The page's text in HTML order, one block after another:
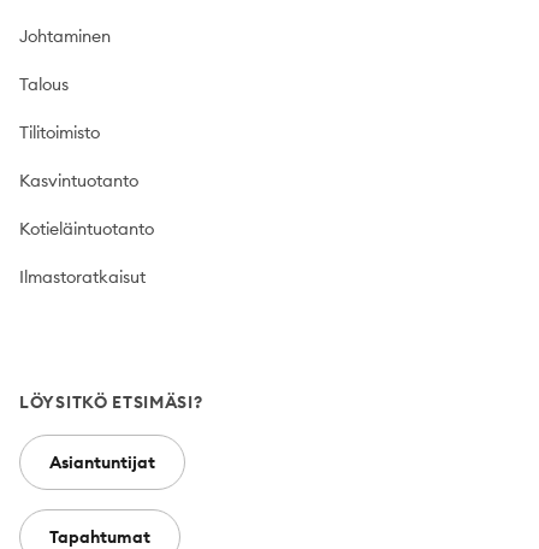
Johtaminen
Talous
Tilitoimisto
Kasvintuotanto
Kotieläintuotanto
Ilmastoratkaisut
LÖYSITKÖ ETSIMÄSI?
Asiantuntijat
Tapahtumat